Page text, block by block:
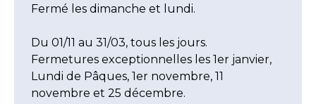
Fermé les dimanche et lundi.
Du 01/11 au 31/03, tous les jours.
Fermetures exceptionnelles les 1er janvier,
Lundi de Pâques, 1er novembre, 11
novembre et 25 décembre.